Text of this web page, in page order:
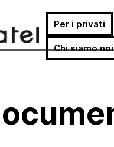
Per i privati
Chi siamo